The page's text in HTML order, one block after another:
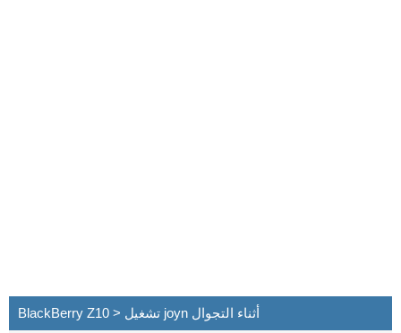
BlackBerry Z10 > تشغيل joyn أثناء التجوال